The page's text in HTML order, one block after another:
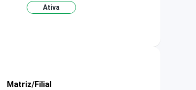
Ativa
Matriz/Filial